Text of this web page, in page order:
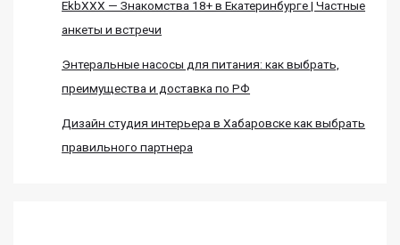
EkbXXX — Знакомства 18+ в Екатеринбурге | Частные
анкеты и встречи
Энтеральные насосы для питания: как выбрать,
преимущества и доставка по РФ
Дизайн студия интерьера в Хабаровске как выбрать
правильного партнера